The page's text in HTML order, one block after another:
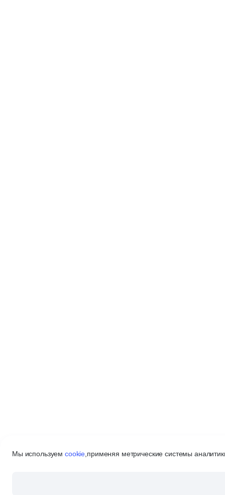
Мы используемcookie применяя метрические системы